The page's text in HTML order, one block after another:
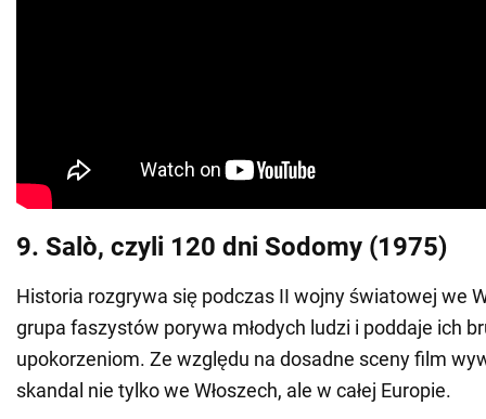
9. Salò, czyli 120 dni Sodomy (1975)
Historia rozgrywa się podczas II wojny światowej we
grupa faszystów porywa młodych ludzi i poddaje ich
upokorzeniom. Ze względu na dosadne sceny film
skandal nie tylko we Włoszech, ale w całej Europie.